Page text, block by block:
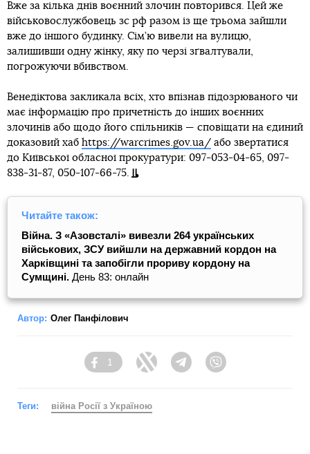
Вже за кілька днів воєнний злочин повторився. Цей же
військовослужбовець зс рф разом із ще трьома зайшли
вже до іншого будинку. Сім’ю вивели на вулицю,
залишивши одну жінку, яку по черзі зґвалтували,
погрожуючи вбивством.
Венедіктова закликала всіх, хто впізнав підозрюваного чи
має інформацію про причетність до інших воєнних
злочинів або щодо його спільників — сповіщати на єдиний
доказовий хаб https://warcrimes.gov.ua/ або звертатися
до Київської обласної прокуратури: 097-053-04-65, 097-
838-31-87, 050-107-66-75.
Читайте також:
Війна. З «Азовсталі» вивезли 264 українських
військових, ЗСУ вийшли на державний кордон на
Харківщині та запобігли прориву кордону на
Сумщині. День 83: онлайн
Автор: Олег Панфілович
Facebook
1
Twitter TelegramViber
Теги: війна Росії з Україною